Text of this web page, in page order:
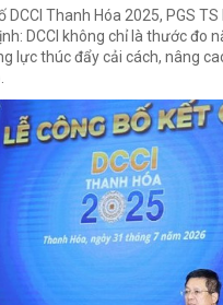
DCCI Thanh Hóa 2025, PGS
DCCI không chỉ là thước đo
lực thúc đẩy cải cách, nâng